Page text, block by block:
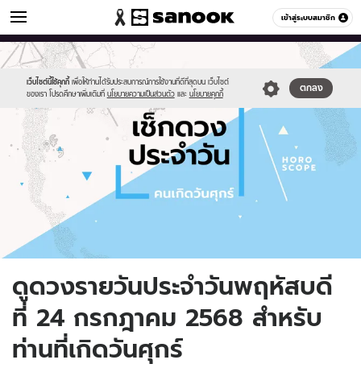
เข้าสู่ระบบสมาชิก
ดูดวง หมวดอื่นๆ
เว็บไซต์นี้ใช้คุกกี้ เพื่อให้ท่านได้รับประสบการณ์การใช้งานที่ดีที่สุดบน เว็บไซต์
ของเรา โปรดศึกษาเพิ่มเติมที่ นโยบายความเป็นส่วนตัว และ นโยบายคุกกี้
ตกลง
Sanook
//s.isanook.com/sr/0/images/logo-
new-
sanook.png
600
60
//s.isanook.com/ho/0/ud/fxd/day/daily-
horoscope-
friday.jpg
ดูดวงรายวันประจำวันพฤหัสบดี
ที่ 24 กรกฎาคม 2568 สำหรับ
ท่านที่เกิดวันศุกร์